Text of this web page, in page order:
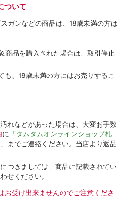
ついて
ガンなどの商品は、18歳未満の方は
商品を購入された場合は、取引停止
も、18歳未満の方にはお売りするこ
れなどがあった場合は、大変お手数
に 「タムタムオンラインショップ札
までご連絡ください。当店より返品
つきましては、商品に記載されてい
せください。
お受け出来ませんのでご注意くださ